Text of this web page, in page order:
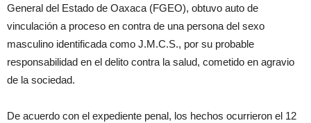
General del Estado de Oaxaca (FGEO), obtuvo auto de
vinculación a proceso en contra de una persona del sexo
masculino identificada como J.M.C.S., por su probable
responsabilidad en el delito contra la salud, cometido en agravio
de la sociedad.
De acuerdo con el expediente penal, los hechos ocurrieron el 12